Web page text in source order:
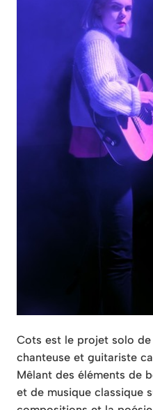
Cots est le projet solo
chanteuse et guitariste
Mêlant des éléments de
et de musique classique